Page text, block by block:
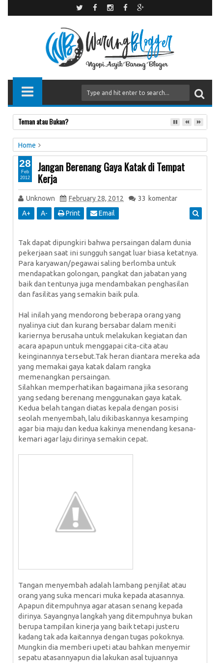
Teman atau Bukan?
Home
Motivasi
Jangan Berenang Gaya Katak di Tempat
Kerja
Unknown February 28, 2012 33 komentar
A+ A- Print Email
Tak dapat dipungkiri bahwa persaingan dalam dunia
pekerjaan saat ini sungguh sangat luar biasa ketatnya.
Para karyawan/pegawai saling berlomba untuk
mendapatkan golongan, pangkat dan jabatan yang
baik dan tentunya juga mendambakan penghasilan
dan fasilitas yang semakin baik pula.
Hal inilah yang mendorong beberapa orang yang
nyalinya ciut dan kurang bersabar dalam meniti
kariernya berusaha untuk melakukan kegiatan dan
acara apapun untuk menggapai cita-cita atau
keinginannya tersebut.Tak heran diantara mereka ada
yang memakai gaya katak dalam rangka
memenangkan persaingan.
Silahkan memperhatikan bagaimana jika sesorang
yang sedang berenang menggunakan gaya katak.
Kedua belah tangan diatas kepala dengan posisi
seolah menyembah, lalu dikibaskannya kesamping
agar bia maju dan kedua kakinya menendang kesana-
kemari agar laju dirinya semakin cepat.
Tangan menyembah adalah lambang penjilat atau
orang yang suka mencari muka kepada atasannya.
Apapun ditempuhnya agar atasan senang kepada
dirinya. Sayangnya langkah yang ditempuhnya bukan
berupa tampilan kinerja yang baik tetapi justeru
kadang tak ada kaitannya dengan tugas pokoknya.
Mungkin dia memberi upeti atau bahkan menyemir
sepatu atasannyapun dia lakukan asal tujuannya
28
Feb
2012